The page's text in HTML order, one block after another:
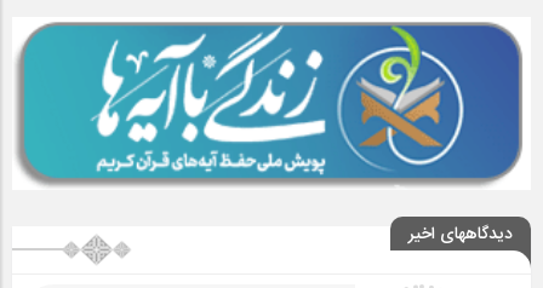
دیدگاههای اخیر